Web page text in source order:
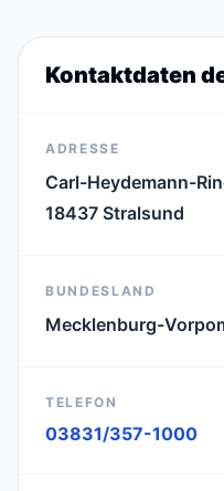
Kontaktdaten
ADRESSE
Carl-Heydemann-
18437 Stralsund
BUNDESLAND
Mecklenburg-
TELEFON
03831/357-1000